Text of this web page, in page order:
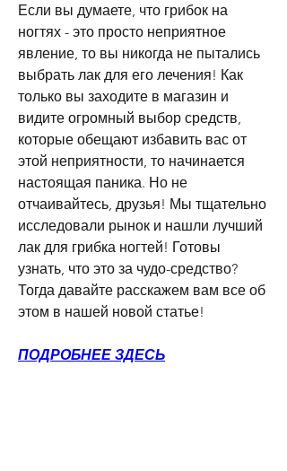
Если вы думаете, что грибок на
ногтях - это просто неприятное
явление, то вы никогда не пытались
выбрать лак для его лечения! Как
только вы заходите в магазин и
видите огромный выбор средств,
которые обещают избавить вас от
этой неприятности, то начинается
настоящая паника. Но не
отчаивайтесь, друзья! Мы тщательно
исследовали рынок и нашли лучший
лак для грибка ногтей! Готовы
узнать, что это за чудо-средство?
Тогда давайте расскажем вам все об
этом в нашей новой статье!
ПОДРОБНЕЕ ЗДЕСЬ